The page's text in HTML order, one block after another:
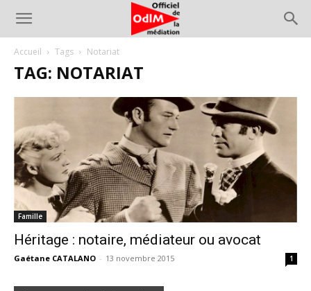
Accueil Tags Notariat
TAG: NOTARIAT
Famille
Héritage : notaire, médiateur ou avocat
Gaétane CATALANO - 13 novembre 2015 1